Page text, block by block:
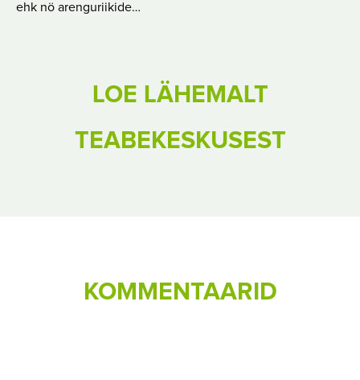
ehk nö arenguriikide…
LOE LÄHEMALT
TEABEKESKUSEST
KOMMENTAARID